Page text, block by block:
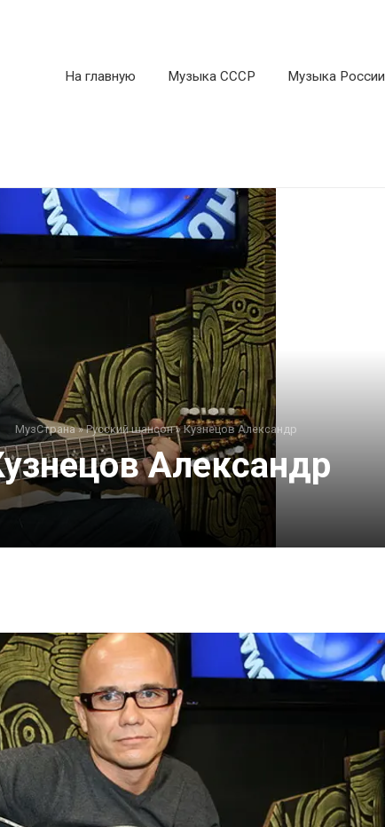
На главную Музыка СССР Музыка России
МузСтрана » Русский шансон » Кузнецов Александр
Александр